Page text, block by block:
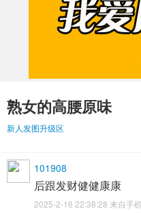
熟女的高腰原味
新人发图升级区
101908
后跟发财健健康康
2025-2-16 22:38:28 来自手机